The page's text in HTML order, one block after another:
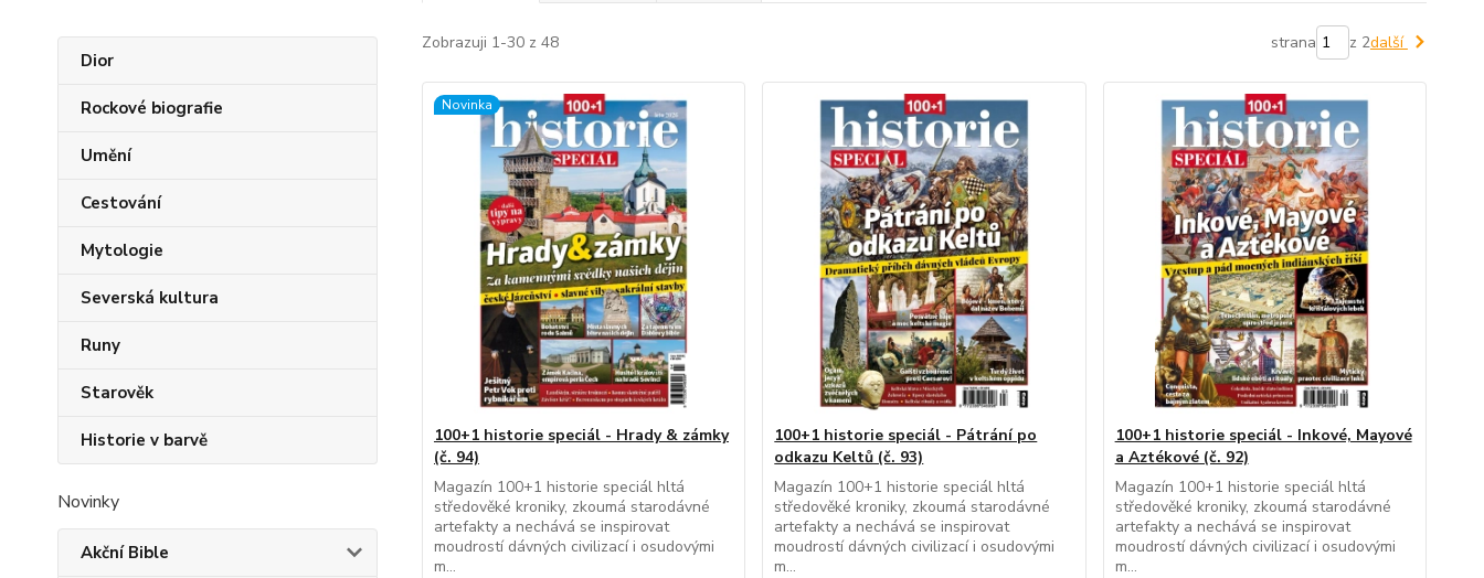
Dior
Rockové biografie
Umění
Cestování
Mytologie
Severská kultura
Runy
Starověk
Historie v barvě
Novinky
Akční Bible
Zobrazuji 1-30 z 48 strana z 2další
Novinka
100+1 historie speciál - Hrady & zámky
(č. 94)
Magazín 100+1 historie speciál hltá
středověké kroniky, zkoumá starodávné
artefakty a nechává se inspirovat
moudrostí dávných civilizací i osudovými
m...
100+1 historie speciál - Pátrání po
odkazu Keltů (č. 93)
Magazín 100+1 historie speciál hltá
středověké kroniky, zkoumá starodávné
artefakty a nechává se inspirovat
moudrostí dávných civilizací i osudovými
m...
100+1 historie speciál - Inkové, Mayové
a Aztékové (č. 92)
Magazín 100+1 historie speciál hltá
středověké kroniky, zkoumá starodávné
artefakty a nechává se inspirovat
moudrostí dávných civilizací i osudovými
m...